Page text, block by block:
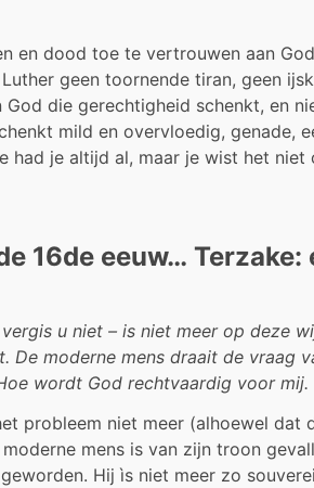
en dood toe te vertrouwen aan
geen toornende tiran, geen
die gerechtigheid schenkt, en
mild en overvloedig, genade,
had je altijd al, maar je wist het
16de eeuw… Terzake:
u niet – is niet meer op deze
De moderne mens draait de vraag
wordt God rechtvaardig voor mij.
probleem niet meer (alhoewel dat
mens is van zijn troon
Hij ìs niet meer zo